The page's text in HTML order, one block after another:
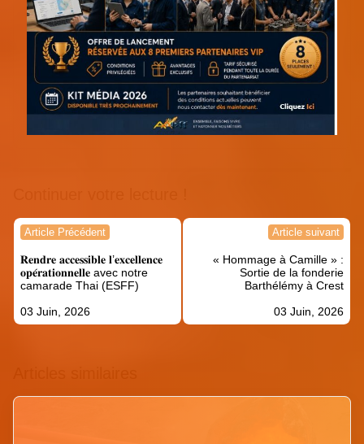
Navigation
l’article
Article Précédent
𝐑𝐞𝐧𝐝𝐫𝐞 𝐚𝐜𝐜𝐞𝐬𝐬𝐢𝐛𝐥𝐞 𝐥’𝐞𝐱𝐜𝐞𝐥𝐥𝐞𝐧𝐜𝐞
𝐨𝐩𝐞́𝐫𝐚𝐭𝐢𝐨𝐧𝐧𝐞𝐥𝐥𝐞 avec notre
camarade Thai (ESFF)
03 Juin, 2026
Article suivant
« Hommage à Camille » :
Sortie de la fonderie
Barthélémy à Crest
03 Juin, 2026